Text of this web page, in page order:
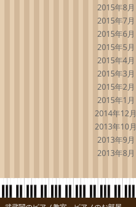
2015年8月
2015年7月
2015年6月
2015年5月
2015年4月
2015年3月
2015年2月
2015年1月
2014年12月
2013年10月
2013年9月
2013年8月